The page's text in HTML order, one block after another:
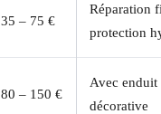
35 – 75 €
Réparation
protection
80 – 150 €
Avec
décorative